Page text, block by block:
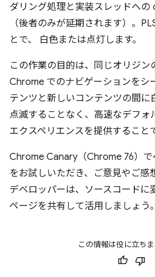
ダリング処理と実装スレッドへの
（後者のみが延期されます）。
とで、 白色または点灯します。
この作業の目的は、同じオリジン
Chrome でのナビゲーションをシ
テンツと新しいコンテンツの間に
点滅することなく、高速なデフォ
エクスペリエンスを提供すること
Chrome Canary（Chrome 76）
をお試しいただき、ご意見やご感
デベロッパーは、ソースコードに
ページを共有して活用しましょう。
この情報は役に立ち